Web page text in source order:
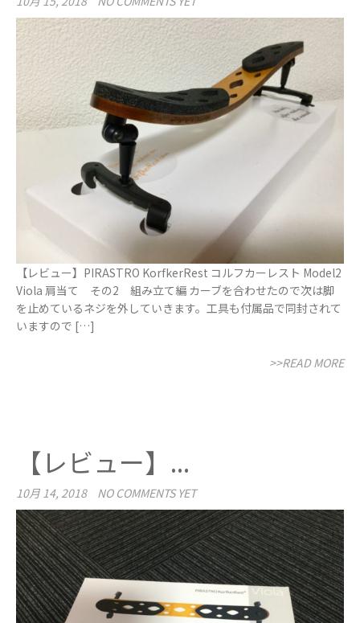
【レビュー】PIRASTRO KorfkerRest コルフカーレスト Model2
Viola 肩当て その2 組み立て編 カーブを合わせたので次は脚
を止めているネジを外していきます。工具も付属品で同封されて
いますので […]
>>READ MORE
【レビュー】...
10月 14, 2018 NO COMMENTS YET